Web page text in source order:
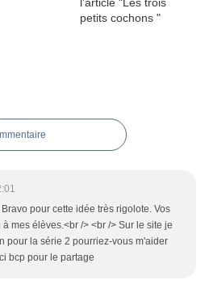
pour cette idée très rigolote. Vos
mes élèves.<br /> <br /> Sur le site je
pour la série 2 pourriez-vous m'aider
bcp pour le partage